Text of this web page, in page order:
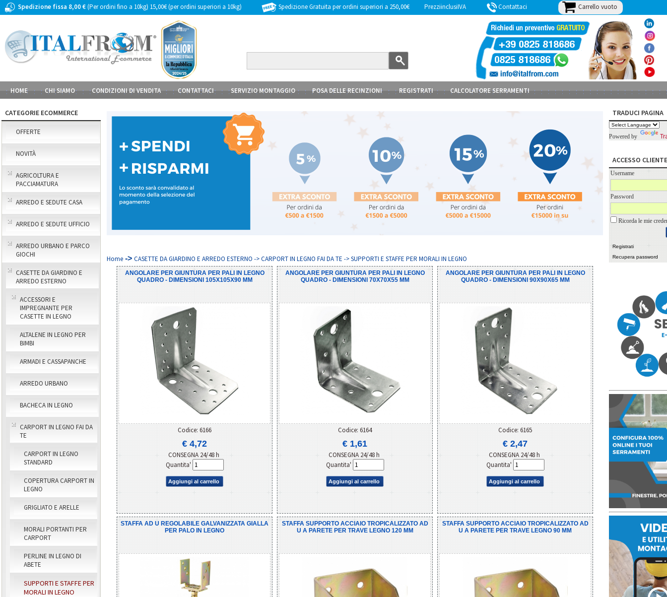
Spedizione fissa 8,00 €(Per ordini fino a 10kg) 15,00€ (per ordini superiori a 10kg) Spedizione Gratuita per ordini superiori a 250,00€ PrezziinclusiIVA Contattaci Carrello vuoto
HOME CHI SIAMO CONDIZIONI DI VENDITA CONTATTACI SERVIZIO MONTAGGIO POSA DELLE RECINZIONI REGISTRATI CALCOLATORE SERRAMENTI
CATEGORIE ECOMMERCE
OFFERTE
NOVITÀ
AGRICOLTURA E
PACCIAMATURA
ARREDO E SEDUTE CASA
ARREDO E SEDUTE UFFICIO
ARREDO URBANO E PARCO
GIOCHI
CASETTE DA GIARDINO E
ARREDO ESTERNO
ACCESSORI E
IMPREGNANTE PER
CASETTE IN LEGNO
ALTALENE IN LEGNO PER
BIMBI
ARMADI E CASSAPANCHE
ARREDO URBANO
BACHECA IN LEGNO
CARPORT IN LEGNO FAI DA
TE
CARPORT IN LEGNO
STANDARD
COPERTURA CARPORT IN
LEGNO
GRIGLIATO E ARELLE
MORALI PORTANTI PER
CARPORT
PERLINE IN LEGNO DI
ABETE
SUPPORTI E STAFFE PER
MORALI IN LEGNO
Home -> CASETTE DA GIARDINO E ARREDO ESTERNO -> CARPORT IN LEGNO FAI DA TE -> SUPPORTI E STAFFE PER MORALI IN LEGNO
ANGOLARE PER GIUNTURA PER PALI IN LEGNO
QUADRO - DIMENSIONI 105X105X90 MM
Codice: 6166
€ 4,72
CONSEGNA 24/48 h
Quantita'
Aggiungi al carrello
ANGOLARE PER GIUNTURA PER PALI IN LEGNO
QUADRO - DIMENSIONI 70X70X55 MM
Codice: 6164
€ 1,61
CONSEGNA 24/48 h
Quantita'
Aggiungi al carrello
ANGOLARE PER GIUNTURA PER PALI IN LEGNO
QUADRO - DIMENSIONI 90X90X65 MM
Codice: 6165
€ 2,47
CONSEGNA 24/48 h
Quantita'
Aggiungi al carrello
STAFFA AD U REGOLABILE GALVANIZZATA GIALLA
PER PALO IN LEGNO
STAFFA SUPPORTO ACCIAIO TROPICALIZZATO AD
U A PARETE PER TRAVE LEGNO 120 MM
STAFFA SUPPORTO ACCIAIO TROPICALIZZATO AD
U A PARETE PER TRAVE LEGNO 90 MM
TRADUCI PAGINA
Powered by
ACCESSO CLIENTE
Username
Password
Ricorda le mie
Registrati
Recupera password